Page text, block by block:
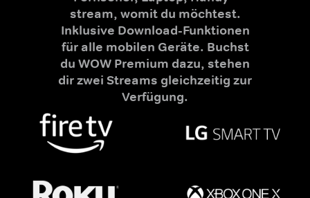
stream, womit du möchtest.
Inklusive Download-Funktionen
für alle mobilen Geräte. Buchst
du WOW Premium dazu, stehen
dir zwei Streams gleichzeitig zur
Verfügung.